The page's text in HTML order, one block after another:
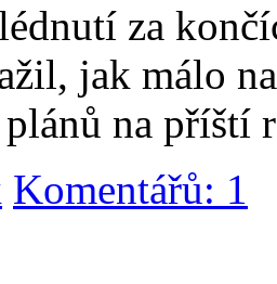
za
jak málo
na příští
Komentářů: 1